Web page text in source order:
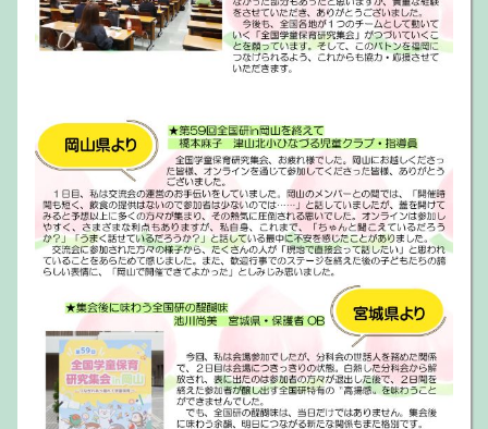
まってきました、全国研まであと15日！ 参加者速報値
は、4726名となっています。（ただし、システム上で
処理された数字で、今後、精査するなかで増減があり
ます）。参加申し込みに向けて、地域での活発なお声
ニュースNo.７を発行しました。今回から、参加者向
けの内容を中心に作成しています。開催前、最後のニ
ュースには会場、オンライン用の当日に向けた情報を
掲載しています。また、当日参加についてのご案内
も、掲載されていますので、ぜひご活用ください。
【ダウンロードへ】
全国研広報チームニュース No6を掲載
広報ニュースNo.6を発行しました。今回から、参加者
向けの内容を中心に作成しています。また、【参加申
し込み期日に間に合わなかった方々へ！ 当日、倉敷市
民会館・川崎医療福祉大学にお越しくだされば、集会
に参加することができます!!】のご案内も、掲載され